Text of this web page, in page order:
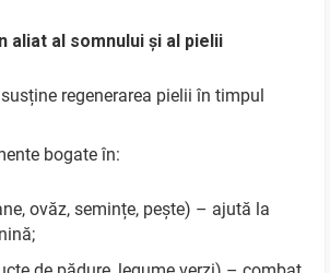
aliat al somnului și al pielii
regenerarea pielii în timpul
bogate în:
ovăz, semințe, pește) – ajută la